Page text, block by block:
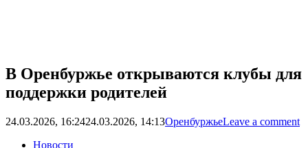
В Оренбуржье открываются клубы для
поддержки родителей
24.03.2026, 16:2424.03.2026, 14:13ОренбуржьеLeave a comment
Новости